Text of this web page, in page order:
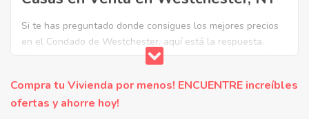
Si te has preguntado donde consigues los mejores precios
en el Condado de Westchester, aquí está la respuesta.
Tenemos la lista mas completa de casas en venta en el
comprar por menos? Ahorra en grande y compra casas
reposeídas en el Condado de Westchester, NY.
Compra tu Vivienda por menos! ENCUENTRE increíbles
ofertas y ahorre hoy!